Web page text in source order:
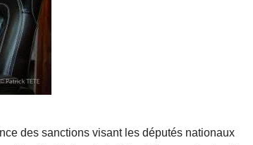
des sanctions visant les députés nationaux